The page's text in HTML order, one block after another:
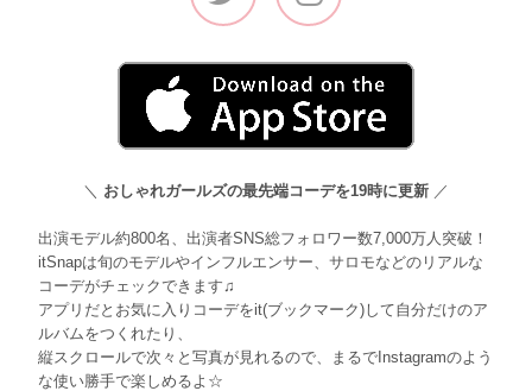
＼ おしゃれガールズの最先端コーデを19時に更新 ／
出演モデル約800名、出演者SNS総フォロワー数7,000万人突破！
itSnapは旬のモデルやインフルエンサー、サロモなどのリアルな
コーデがチェックできます♫
アプリだとお気に入りコーデをit(ブックマーク)して自分だけのア
ルバムをつくれたり、
縦スクロールで次々と写真が見れるので、まるでInstagramのよう
な使い勝手で楽しめるよ☆